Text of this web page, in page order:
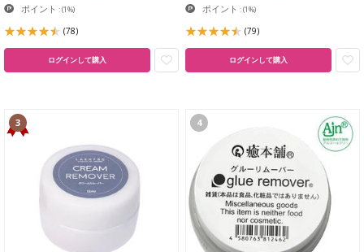
ポイント :(1%)
(78)
ログインして購入
ポイント :(1%)
(79)
ログインして購入
3 4